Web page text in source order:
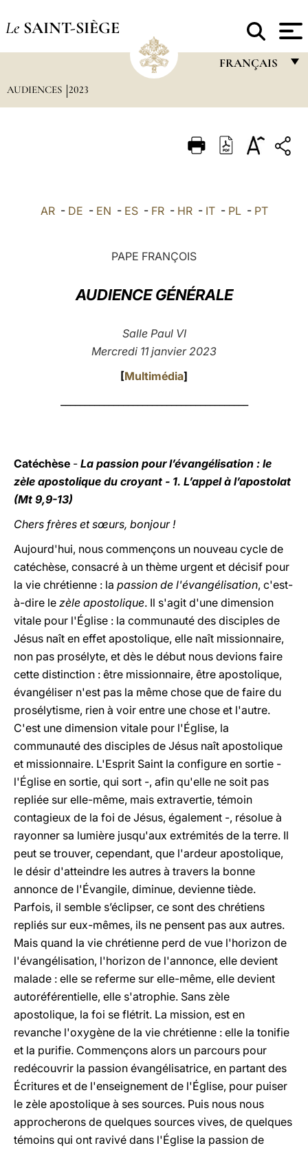
Le SAINT-SIÈGE
FRANÇAIS
ITALIANO
中文
AUDIENCES 2023
AR- DE - EN - ES- FR- HR- IT- PL- PT
PAPE FRANÇOIS
AUDIENCE GÉNÉRALE
Salle Paul VI
Mercredi 11 janvier 2023
[Multimédia]
Catéchèse - La passion pour l’évangélisation : le
zèle apostolique du croyant - 1. L’appel à l’apostolat
(Mt 9,9-13)
Chers frères et sœurs, bonjour !
Aujourd'hui, nous commençons un nouveau cycle de
catéchèse, consacré à un thème urgent et décisif pour
la vie chrétienne : la passion de l'évangélisation, c'est-
à-dire le zèle apostolique. Il s'agit d'une dimension
vitale pour l'Église : la communauté des disciples de
Jésus naît en effet apostolique, elle naît missionnaire,
non pas prosélyte, et dès le début nous devions faire
cette distinction : être missionnaire, être apostolique,
évangéliser n'est pas la même chose que de faire du
prosélytisme, rien à voir entre une chose et l'autre.
C'est une dimension vitale pour l'Église, la
communauté des disciples de Jésus naît apostolique
et missionnaire. L'Esprit Saint la configure en sortie -
l'Église en sortie, qui sort -, afin qu'elle ne soit pas
repliée sur elle-même, mais extravertie, témoin
contagieux de la foi de Jésus, également -, résolue à
rayonner sa lumière jusqu'aux extrémités de la terre. Il
peut se trouver, cependant, que l'ardeur apostolique,
le désir d'atteindre les autres à travers la bonne
annonce de l'Évangile, diminue, devienne tiède.
Parfois, il semble s’éclipser, ce sont des chrétiens
repliés sur eux-mêmes, ils ne pensent pas aux autres.
Mais quand la vie chrétienne perd de vue l'horizon de
l'évangélisation, l'horizon de l'annonce, elle devient
malade : elle se referme sur elle-même, elle devient
autoréférentielle, elle s'atrophie. Sans zèle
apostolique, la foi se flétrit. La mission, est en
revanche l'oxygène de la vie chrétienne : elle la tonifie
et la purifie. Commençons alors un parcours pour
redécouvrir la passion évangélisatrice, en partant des
Écritures et de l'enseignement de l'Église, pour puiser
le zèle apostolique à ses sources. Puis nous nous
approcherons de quelques sources vives, de quelques
témoins qui ont ravivé dans l'Église la passion de